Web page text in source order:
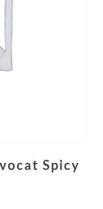
Spicy